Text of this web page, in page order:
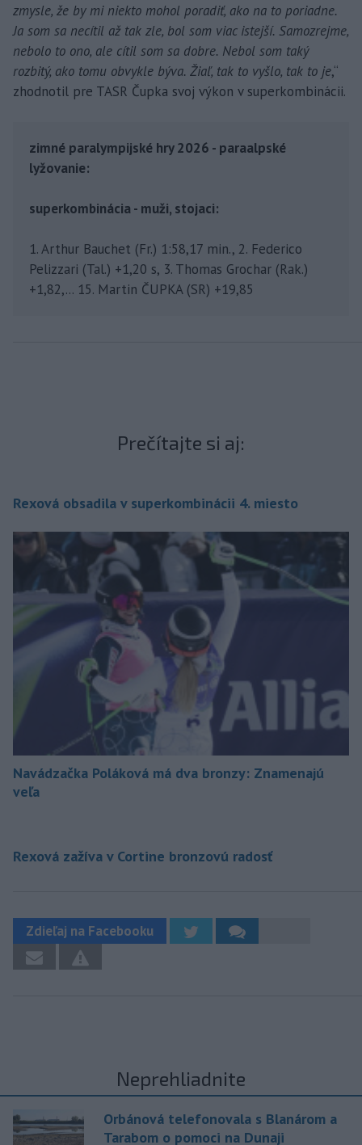
zmysle, že by mi niekto mohol poradiť, ako na to poriadne.
Ja som sa necítil až tak zle, bol som viac istejší. Samozrejme,
nebolo to ono, ale cítil som sa dobre. Nebol som taký
rozbitý, ako tomu obvykle býva. Žiaľ, tak to vyšlo, tak to je,“
zhodnotil pre TASR Čupka svoj výkon v superkombinácii.
zimné paralympijské hry 2026 - paraalpské
lyžovanie:
superkombinácia - muži, stojaci:
1. Arthur Bauchet (Fr.) 1:58,17 min., 2. Federico
Pelizzari (Tal.) +1,20 s, 3. Thomas Grochar (Rak.)
+1,82,... 15. Martin ČUPKA (SR) +19,85
Prečítajte si aj:
Rexová obsadila v superkombinácii 4. miesto
Navádzačka Poláková má dva bronzy: Znamenajú
veľa
Rexová zažíva v Cortine bronzovú radosť
Zdieľaj na Facebooku
Neprehliadnite
Orbánová telefonovala s Blanárom a
Tarabom o pomoci na Dunaji